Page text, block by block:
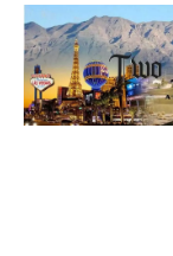
Início Tags